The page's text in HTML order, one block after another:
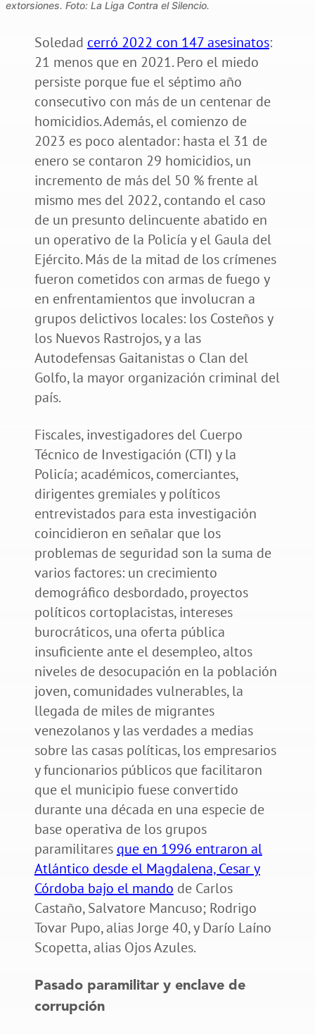
extorsiones. Foto: La Liga Contra el Silencio.
Soledad cerró 2022 con 147 asesinatos:
21 menos que en 2021. Pero el miedo
persiste porque fue el séptimo año
consecutivo con más de un centenar de
homicidios. Además, el comienzo de
2023 es poco alentador: hasta el 31 de
enero se contaron 29 homicidios, un
incremento de más del 50 % frente al
mismo mes del 2022, contando el caso
de un presunto delincuente abatido en
un operativo de la Policía y el Gaula del
Ejército. Más de la mitad de los crímenes
fueron cometidos con armas de fuego y
en enfrentamientos que involucran a
grupos delictivos locales: los Costeños y
los Nuevos Rastrojos, y a las
Autodefensas Gaitanistas o Clan del
Golfo, la mayor organización criminal del
país.
Fiscales, investigadores del Cuerpo
Técnico de Investigación (CTI) y la
Policía; académicos, comerciantes,
dirigentes gremiales y políticos
entrevistados para esta investigación
coincidieron en señalar que los
problemas de seguridad son la suma de
varios factores: un crecimiento
demográfico desbordado, proyectos
políticos cortoplacistas, intereses
burocráticos, una oferta pública
insuficiente ante el desempleo, altos
niveles de desocupación en la población
joven, comunidades vulnerables, la
llegada de miles de migrantes
venezolanos y las verdades a medias
sobre las casas políticas, los empresarios
y funcionarios públicos que facilitaron
que el municipio fuese convertido
durante una década en una especie de
base operativa de los grupos
paramilitares que en 1996 entraron al
Atlántico desde el Magdalena, Cesar y
Córdoba bajo el mando de Carlos
Castaño, Salvatore Mancuso; Rodrigo
Tovar Pupo, alias Jorge 40, y Darío Laíno
Scopetta, alias Ojos Azules.
Pasado paramilitar y enclave de
corrupción